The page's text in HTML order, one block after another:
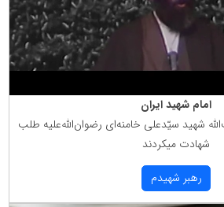
امام شهید ایران
شهید سیّدعلی خامنه‌ای رضوان‌الله‌علیه طلب
شهادت میكردند
رهبر شهیدم